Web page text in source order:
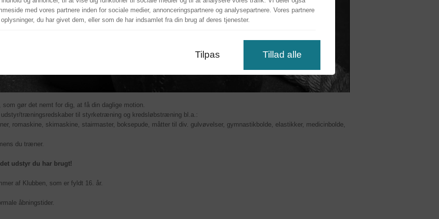
gør det nemt for dig, at få din daglige motion.
træningsredskaber til styrketræning og kredsløbstræning bl.a.:
romaskine, skimaskine, stairmaster, boksepude, måtter til div. gulvøvelser, gymnastikbolde, elastikker, medicinbolde,
du træner.
udstyr du har brugt!
af Klubben, som er fyldt 16. år.
åbningstider.
med vores partnere inden for sociale medier, annonceringspartnere og analysepartnere. Vores partnere
du har givet dem, eller som de har indsamlet fra din brug af deres tjenester.
Tilpas Tillad alle